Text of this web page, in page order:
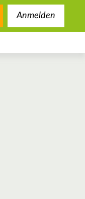
Anmelden